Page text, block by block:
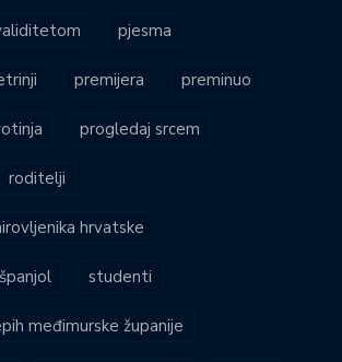
pjesma
premijera preminuo
progledaj srcem
roditelji
hrvatske
studenti
međimurske županije